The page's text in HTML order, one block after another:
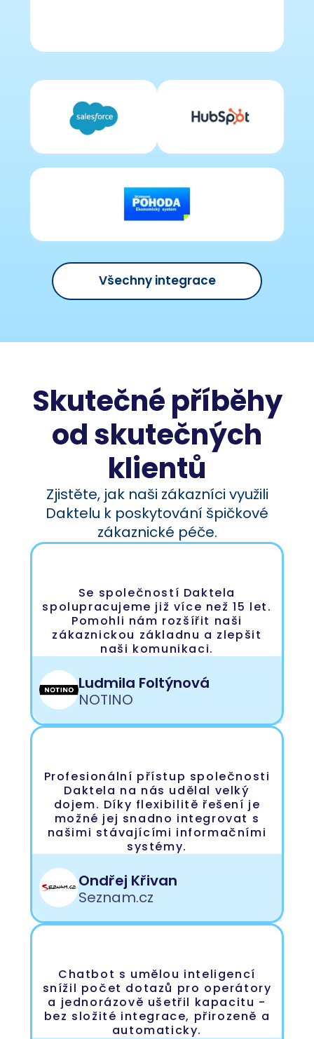
Všechny integrace
Skutečné příběhy
od skutečných
klientů
Zjistěte, jak naši zákazníci využili
Daktelu k poskytování špičkové
zákaznické péče.
Se společností Daktela
spolupracujeme již více než 15 let.
Pomohli nám rozšířit naši
zákaznickou základnu a zlepšit
naši komunikaci.
Ludmila Foltýnová
NOTINO
Profesionální přístup společnosti
Daktela na nás udělal velký
dojem. Díky flexibilitě řešení je
možné jej snadno integrovat s
našimi stávajícími informačními
systémy.
Ondřej Křivan
Seznam.cz
Chatbot s umělou inteligencí
snížil počet dotazů pro operátory
a jednorázově ušetřil kapacitu -
bez složité integrace, přirozeně a
automaticky.